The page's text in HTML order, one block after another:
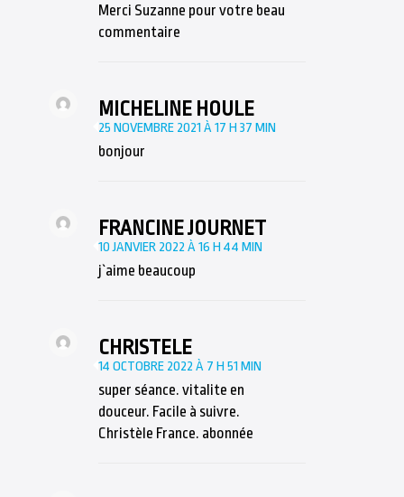
Merci Suzanne pour votre beau
commentaire
MICHELINE HOULE
25 NOVEMBRE 2021 À 17 H 37 MIN
bonjour
FRANCINE JOURNET
10 JANVIER 2022 À 16 H 44 MIN
j`aime beaucoup
CHRISTELE
14 OCTOBRE 2022 À 7 H 51 MIN
super séance. vitalite en
douceur. Facile à suivre.
Christèle France. abonnée